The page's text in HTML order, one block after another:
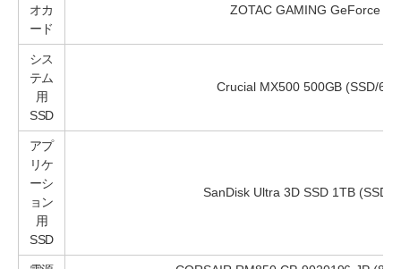
オカ
ード
ZOTAC GAMING GeForce
シス
テム
用
SSD
Crucial MX500 500GB (SSD/
アプ
リケ
ーシ
ョン
用
SSD
SanDisk Ultra 3D SSD 1TB (SSD/